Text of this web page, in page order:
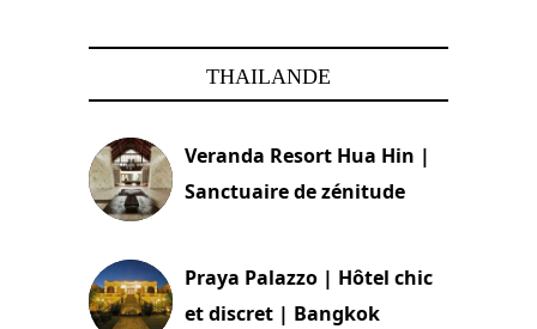
THAILANDE
Veranda Resort Hua Hin |
Sanctuaire de zénitude
Praya Palazzo | Hôtel chic
et discret | Bangkok